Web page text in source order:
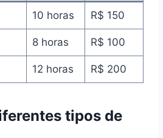
10 horas R$ 150
8 horas R$ 100
12 horas R$ 200
tipos de